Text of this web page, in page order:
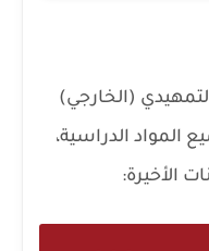
(الخارجي)
المواد الدراسية،
الأخيرة: